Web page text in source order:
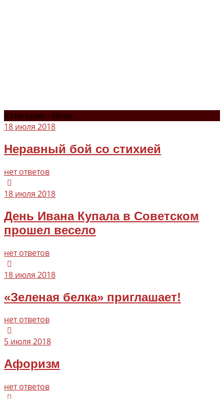
Категории › Июль
18 июля 2018
Неравный бой со стихией
нет ответов
18 июля 2018
День Ивана Купала в Советском
прошел весело
нет ответов
18 июля 2018
«Зеленая белка» приглашает!
нет ответов
5 июля 2018
Афоризм
нет ответов